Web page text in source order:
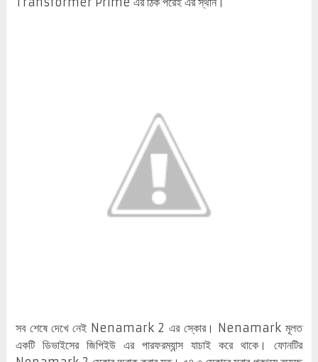
সব শেষে দেখে নেই Nenamark 2 এর স্কোর। Nenamark মূলত
একটি ডিভাইসের জিপিইউ এর পারফরম্যান্স যাচাই করে থাকে। ফোনটির